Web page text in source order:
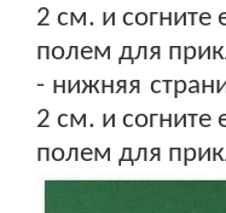
2 см. и согните
полем для
- нижняя
2 см. и согните
полем для